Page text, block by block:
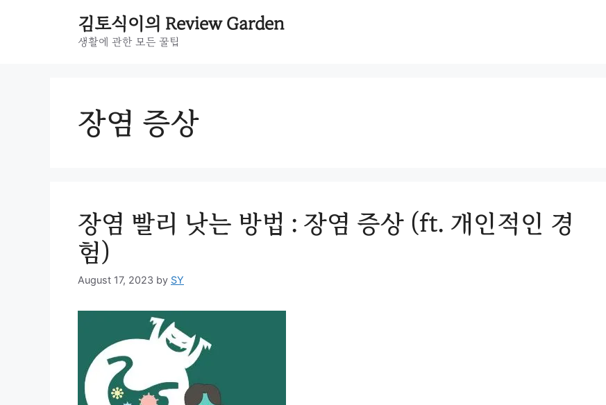
김토식이의 Review Garden
생활에 관한 모든 꿀팁
장염 증상
장염 빨리 낫는 방법 : 장염 증상 (ft. 개인적인 경
험)
August 17, 2023 by SY